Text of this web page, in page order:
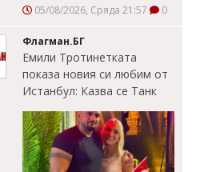
05/08/2026, Сряда 21:57 0
Флагман.БГ
Емили Тротинетката
показа новия си любим от
Истанбул: Казва се Танк